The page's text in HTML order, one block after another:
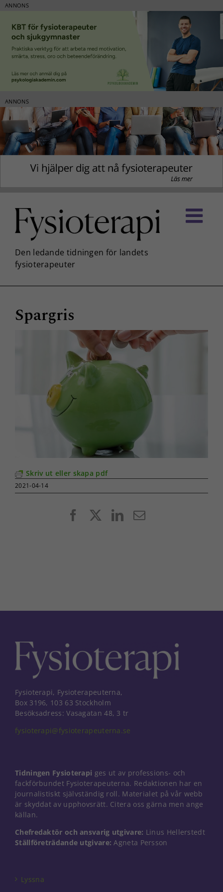
ANNONS
ANNONS
innehållet
Spargris
Skriv ut eller skapa pdf
2021-04-14
FacebookLinkedIn
E-
Fysioterapi, Fysioterapeuterna,
Box 3196, 103 63 Stockholm
Besöksadress: Vasagatan 48, 3 tr
fysioterapi@fysioterapeuterna.se
Tidningen Fysioterapi ges ut av professions- och
fackförbundet Fysioterapeuterna. Redaktionen har en
journalistiskt självständig roll. Materialet på vår webb
är skyddat av upphovsrätt. Citera oss gärna men ange
källan.
Chefredaktör och ansvarig utgivare: Linus Hellerstedt
Ställföreträdande utgivare: Agneta Persson
Lyssna
Nödvändiga